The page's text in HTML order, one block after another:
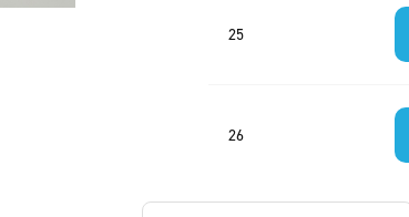
25
26